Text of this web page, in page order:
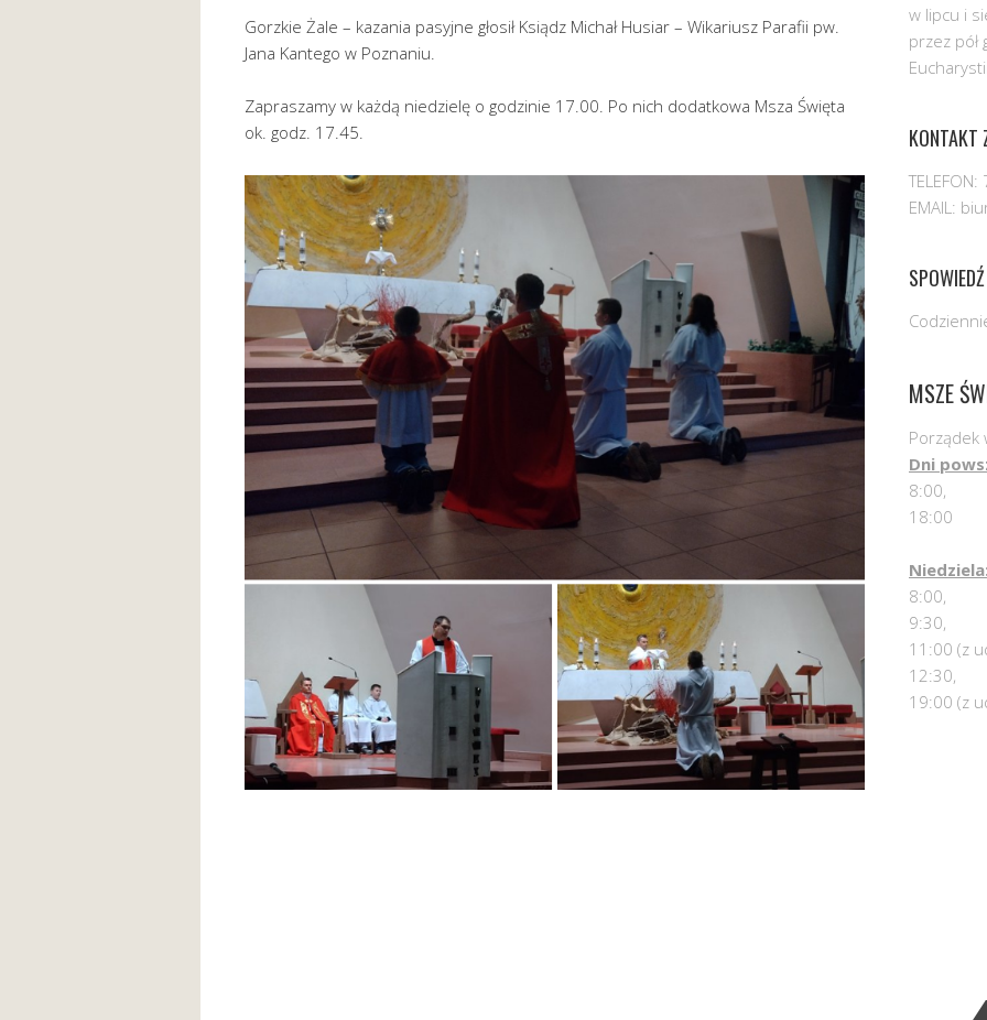
Gorzkie Żale – kazania pasyjne głosił Ksiądz Michał Husiar – Wikariusz Parafii pw.
Jana Kantego w Poznaniu.
Zapraszamy w każdą niedzielę o godzinie 17.00. Po nich dodatkowa Msza Święta
ok. godz. 17.45.
w lipcu i
przez
Eucharystii
KONTAKT
EMAIL:
MSZE
Porządek
Dni
8:00,
18:00
Niedziela:
8:00,
9:30,
11:00 (z
12:30,
19:00 (z